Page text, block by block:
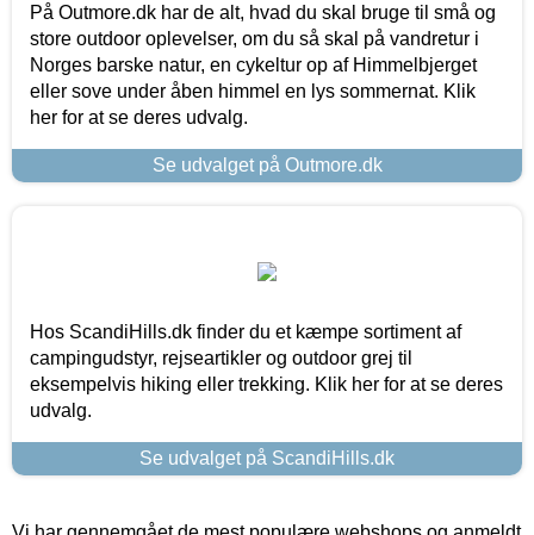
På Outmore.dk har de alt, hvad du skal bruge til små og
store outdoor oplevelser, om du så skal på vandretur i
Norges barske natur, en cykeltur op af Himmelbjerget
eller sove under åben himmel en lys sommernat. Klik
her for at se deres udvalg.
Se udvalget på Outmore.dk
Hos ScandiHills.dk finder du et kæmpe sortiment af
campingudstyr, rejseartikler og outdoor grej til
eksempelvis hiking eller trekking. Klik her for at se deres
udvalg.
Se udvalget på ScandiHills.dk